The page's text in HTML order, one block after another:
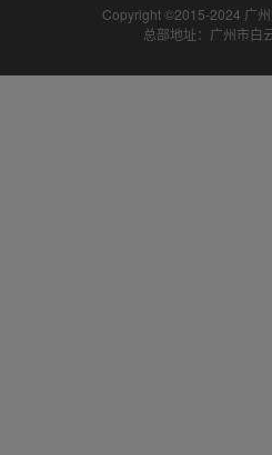
Copyright ©2015-2024 广
总部地址：广州市白